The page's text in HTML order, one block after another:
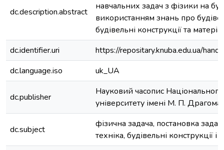
dc.description.abstract
навчальних задач з фізики на
використанням знань про
будівельні конструкції та
dc.identifier.uri
https://repositary.knuba.edu.ua/
dc.language.iso
uk_UA
dc.publisher
Науковий часопис Національного
університету імені М. П.
dc.subject
фізична задача, постановка
техніка, будівельні конструкції і